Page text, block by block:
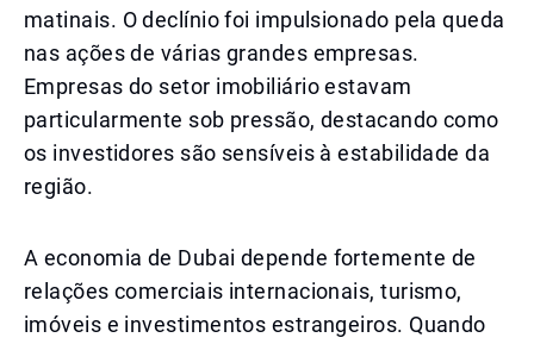
matinais. O declínio foi impulsionado pela queda
nas ações de várias grandes empresas.
Empresas do setor imobiliário estavam
particularmente sob pressão, destacando como
os investidores são sensíveis à estabilidade da
região.
A economia de Dubai depende fortemente de
relações comerciais internacionais, turismo,
imóveis e investimentos estrangeiros. Quando